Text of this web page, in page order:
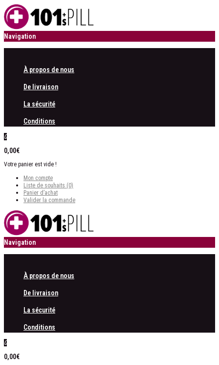
Navigation
À propos de nous
De livraison
La sécurité
Conditions
0
0,00€
Votre panier est vide !
Mon compte
Liste de souhaits (0)
Panier d’achat
Valider la commande
Navigation
À propos de nous
De livraison
La sécurité
Conditions
0
0,00€